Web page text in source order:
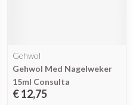
Gehwol
Gehwol Med Nagelweker
15ml Consulta
€ 12,75